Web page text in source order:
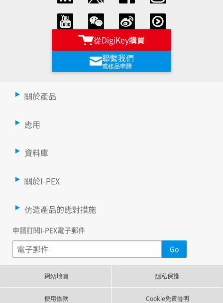
從DigiKey購買
聯繫我們
或樣品申請
關於產品
應用
資料庫
關於I-PEX
仿造產品的應對措施
申請訂閱I-PEX電子郵件
網站地圖 隱私保護
使用條款 Cookie免責聲明